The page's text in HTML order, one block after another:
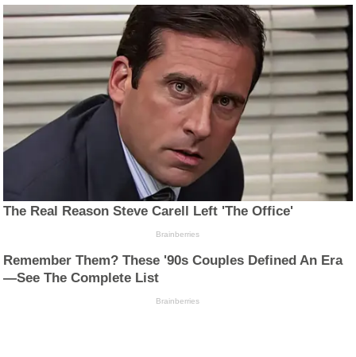
The Real Reason Steve Carell Left 'The Office'
Brainberries
Remember Them? These '90s Couples Defined An Era
—See The Complete List
Brainberries